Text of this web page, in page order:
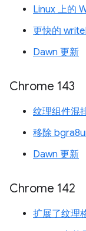
Linux 上的
更快的
Dawn 更新
Chrome 143
纹理组件混
移除
Dawn 更新
Chrome 142
扩展了纹理